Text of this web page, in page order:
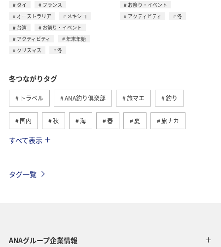
タイ
フランス
オーストラリア
メキシコ
台湾
お祭り・イベント
アクティビティ
年末年始
クリスマス
冬
お祭り・イベント
アクティビティ
冬
冬つながりタグ
トラベル ANA釣り倶楽部 旅マエ 釣り
国内 秋 海 春 夏 旅ナカ
北海道
すべて表示
タグ一覧
ANAグループ企業情報